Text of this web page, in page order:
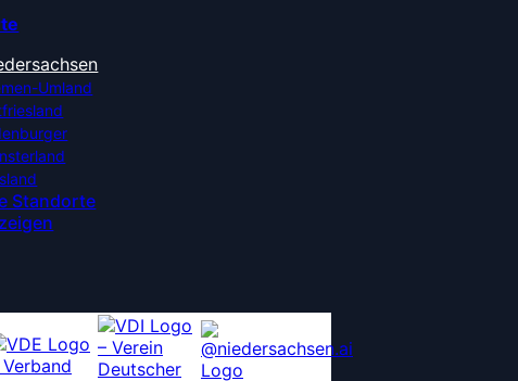
Umland
Standorte